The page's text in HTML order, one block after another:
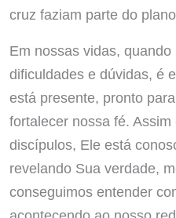
cruz faziam parte do
Em nossas vidas,
dificuldades e dúvidas, é
está presente, pronto
fortalecer nossa fé.
discípulos, Ele está
revelando Sua verdade,
conseguimos entender